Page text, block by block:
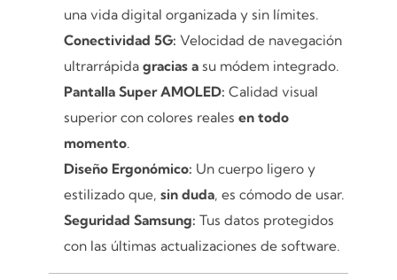
una vida digital organizada y sin límites.
Conectividad 5G: Velocidad de navegación
ultrarrápidagracias a su módem integrado.
Pantalla Super AMOLED: Calidad visual
superior con colores realesen todo
momento.
Diseño Ergonómico: Un cuerpo ligero y
estilizado que,sin duda, es cómodo de usar.
Seguridad Samsung: Tus datos protegidos
con las últimas actualizaciones de software.